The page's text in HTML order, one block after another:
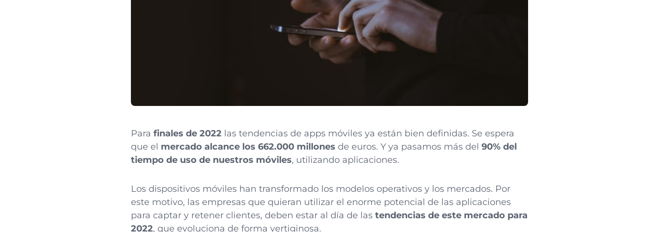
Para finales de 2022 las tendencias de apps móviles ya están bien definidas. Se espera
que el mercado alcance los 662.000 millones de euros. Y ya pasamos más del 90% del
tiempo de uso de nuestros móviles, utilizando aplicaciones.
Los dispositivos móviles han transformado los modelos operativos y los mercados. Por
este motivo, las empresas que quieran utilizar el enorme potencial de las aplicaciones
para captar y retener clientes, deben estar al día de las tendencias de este mercado para
2022, que evoluciona de forma vertiginosa.